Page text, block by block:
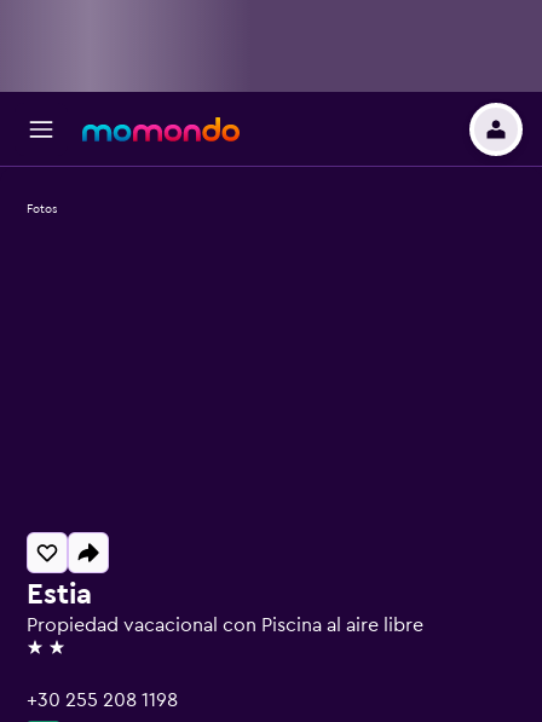
Estia
Propiedad vacacional con Piscina al aire libre
2 estrellas
+30 255 208 1198
Fotos